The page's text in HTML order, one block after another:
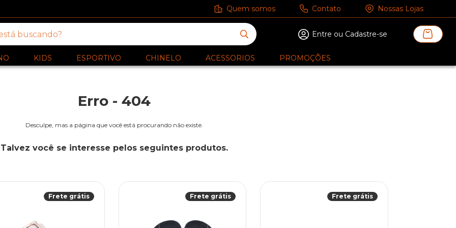
Quem somos Contato Nossas Lojas
Entre ou Cadastre-se
KIDS ESPORTIVO CHINELO ACESSORIOS PROMOÇÕES
Erro - 404
Desculpe, mas a página que você está procurando não existe.
Talvez você se interesse pelos seguintes produtos.
Frete grátis Frete grátis Frete grátis